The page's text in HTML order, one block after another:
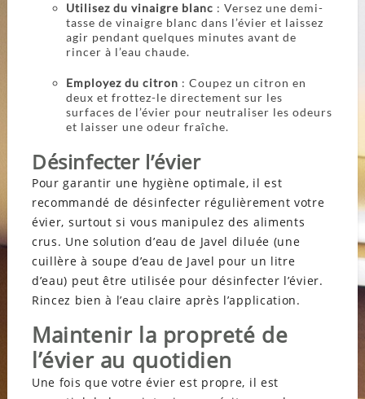
Utilisez du vinaigre blanc : Versez une demi-
tasse de vinaigre blanc dans l’évier et laissez
agir pendant quelques minutes avant de
rincer à l’eau chaude.
Employez du citron : Coupez un citron en
deux et frottez-le directement sur les
surfaces de l’évier pour neutraliser les odeurs
et laisser une odeur fraîche.
Désinfecter l’évier
Pour garantir une hygiène optimale, il est
recommandé de désinfecter régulièrement votre
évier, surtout si vous manipulez des aliments
crus. Une solution d’eau de Javel diluée (une
cuillère à soupe d’eau de Javel pour un litre
d’eau) peut être utilisée pour désinfecter l’évier.
Rincez bien à l’eau claire après l’application.
Maintenir la propreté de
l’évier au quotidien
Une fois que votre évier est propre, il est